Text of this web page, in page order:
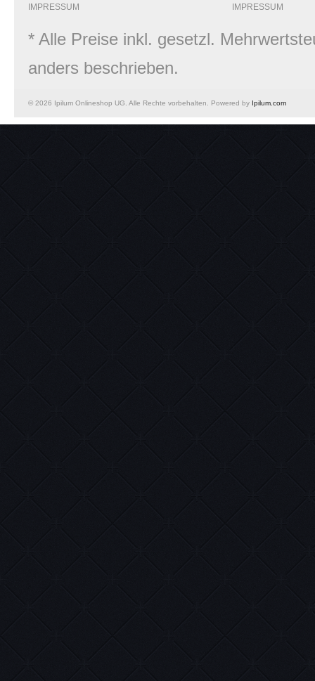
IMPRESSUM IMPRESSUM
* Alle Preise inkl. gesetzl.
anders beschrieben.
© 2026 Ipilum Onlineshop UG. Alle Rechte vorbehalten. Powered by Ipilum.com